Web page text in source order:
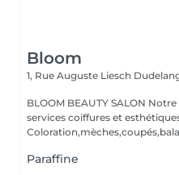
Bloom
1, Rue Auguste Liesch
BLOOM BEAUTY SALON
services coiffures et
Paraffine